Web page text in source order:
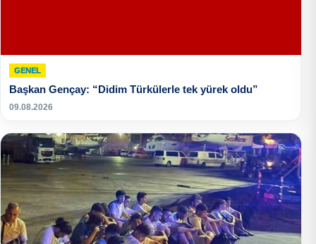
GENEL
Başkan Gençay: “Didim Türkülerle tek yürek oldu”
09.08.2026